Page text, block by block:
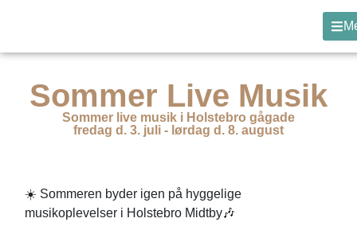
Sommer Live Musik
Sommer live musik i Holstebro gågade
fredag d. 3. juli - lørdag d. 8. august
☀️ Sommeren byder igen på hyggelige
musikoplevelser i Holstebro Midtby🎶